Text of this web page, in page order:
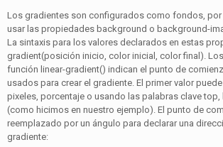
Los gradientes son configurados como fondos,
usar las propiedades background o background-
La sintaxis para los valores declarados en estas
gradient(posición inicio, color inicial, color final).
función linear-gradient() indican el punto de
usados para crear el gradiente. El primer valor
pixeles, porcentaje o usando las palabras clave
(como hicimos en nuestro ejemplo). El punto de
reemplazado por un ángulo para declarar una
gradiente: